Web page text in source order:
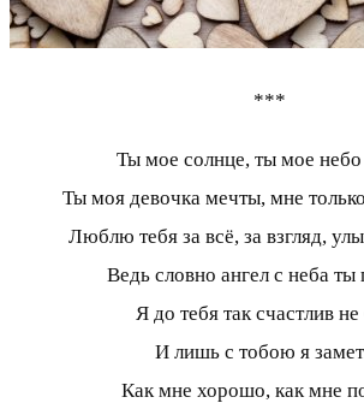
***
Ты мое солнце, ты мое небо
Ты моя девочка мечты, мне
Люблю тебя за всё, за взгляд,
Ведь словно ангел с неба
Я до тебя так счастлив
И лишь с тобою я
Как мне хорошо, как мне